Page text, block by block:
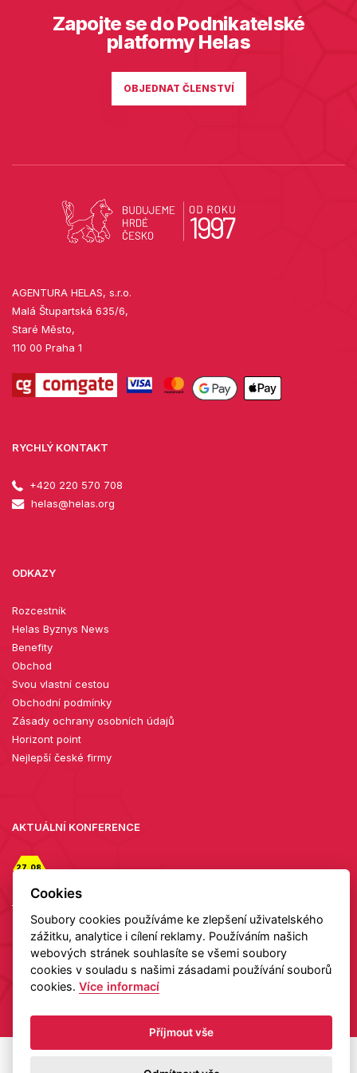
Zapojte se do Podnikatelské
platformy Helas
OBJEDNAT ČLENSTVÍ
AGENTURA HELAS, s.r.o.
Malá Štupartská 635/6,
Staré Město,
110 00 Praha 1
RYCHLÝ KONTAKT
+420 220 570 708
helas@helas.org
ODKAZY
Rozcestník
Helas Byznys News
Benefity
Obchod
Svou vlastní cestou
Obchodní podmínky
Zásady ochrany osobních údajů
Horizont point
Nejlepší české firmy
AKTUÁLNÍ KONFERENCE
27. 08.
Diamanty zblízka: setkání v showroomu TIAMI
Detail
Copyright 2026 HELAS
Cookies
Soubory cookies používáme ke zlepšení uživatelského
zážitku, analytice i cílení reklamy. Používáním našich
webových stránek souhlasíte se všemi soubory
cookies v souladu s našimi zásadami používání souborů
cookies.Více informací
Příjmout vše